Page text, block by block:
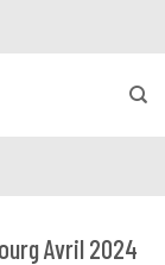
Avril 2024